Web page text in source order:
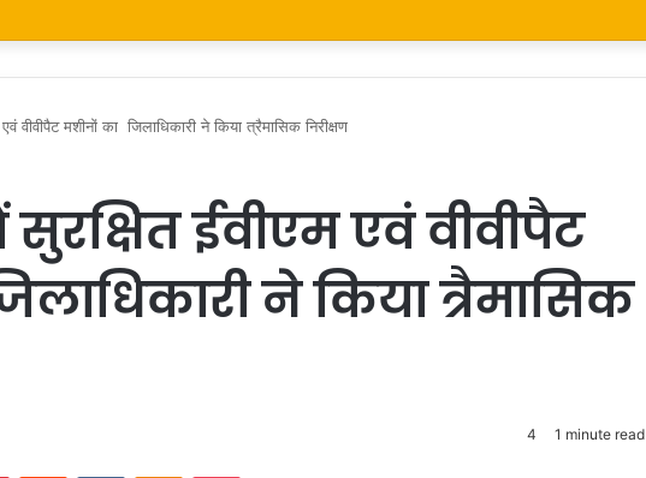
वीवीपैट मशीनों का जिलाधिकारी ने किया त्रैमासिक निरीक्षण
ईवीएम एवं वीवीपैट
ने किया त्रैमासिक
4 1 minute read